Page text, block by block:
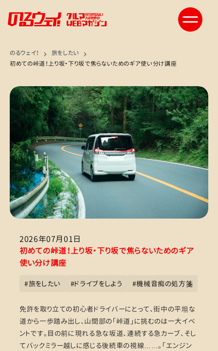
のるウェイ！
旅をしたい
初めての峠道！上り坂・下り坂で焦らないためのギア使い分け講座
2026年07月01日
初めての峠道！上り坂・下り坂で焦らないためのギア
使い分け講座
#旅をしたい #ドライブをしよう #機械音痴の処方箋
免許を取り立ての初心者ドライバーにとって、街中の平坦な
道から一歩踏み出し、山間部の「峠道」に挑むのは一大イベ
ントです。目の前に現れる急な坂道、連続する急カーブ、そし
てバックミラー越しに感じる後続車の視線……。「エンジン